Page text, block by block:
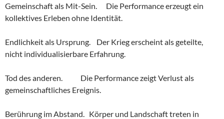
Gemeinschaft als Mit-Sein. Die Performance erzeugt ein
kollektives Erleben ohne Identität.
Endlichkeit als Ursprung. Der Krieg erscheint als geteilte,
nicht individualisierbare Erfahrung.
Tod des anderen. Die Performance zeigt Verlust als
gemeinschaftliches Ereignis.
Berührung im Abstand. Körper und Landschaft treten in